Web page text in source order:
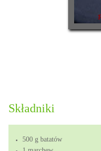
Składniki
500 g batatów